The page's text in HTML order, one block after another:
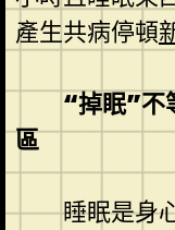
產生共病停頓
“掉眠”不
區
睡眠是身